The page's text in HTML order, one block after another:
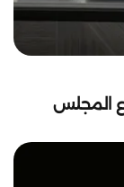
المجلس